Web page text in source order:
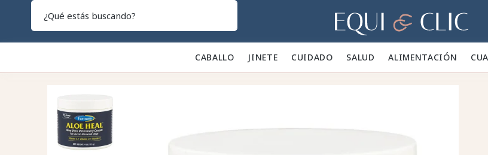
Hogar
CABALLO 🐎 JINETE 👕 CUIDADO 🪮 SALUD ✨ALIMENTACIÓN 🥕